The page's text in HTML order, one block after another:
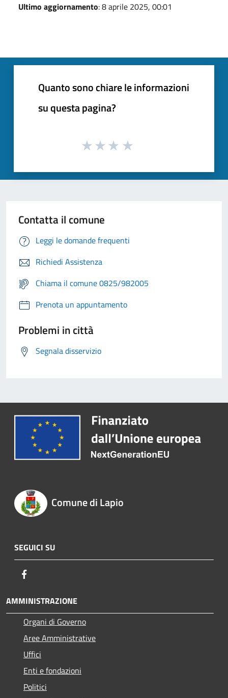
Ultimo aggiornamento: 8 aprile 2025, 00:01
Quanto sono chiare le informazioni
su questa pagina?
Contatta il comune
Leggi le domande frequenti
Richiedi Assistenza
Chiama il comune 0825/982005
Prenota un appuntamento
Problemi in città
Segnala disservizio
Comune di Lapio
SEGUICI SU
AMMINISTRAZIONE
Organi di Governo
Aree Amministrative
Uffici
Enti e fondazioni
Politici